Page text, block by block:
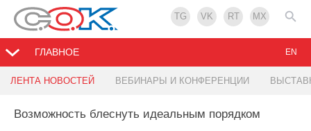
TG VK RT MX
ГЛАВНОЕ
ЛЕНТА НОВОСТЕЙ ВЕБИНАРЫ И КОНФЕРЕНЦИИ
EN
Возможность блеснуть идеальным порядком
АО 'Воздухотехника' начала поставку для ЦОД
3080 0
20:32 03 АПРЕЛЯ 2017
Межбрендовый отраслевой форум
3747 5
20:22 03 АПРЕЛЯ 2017